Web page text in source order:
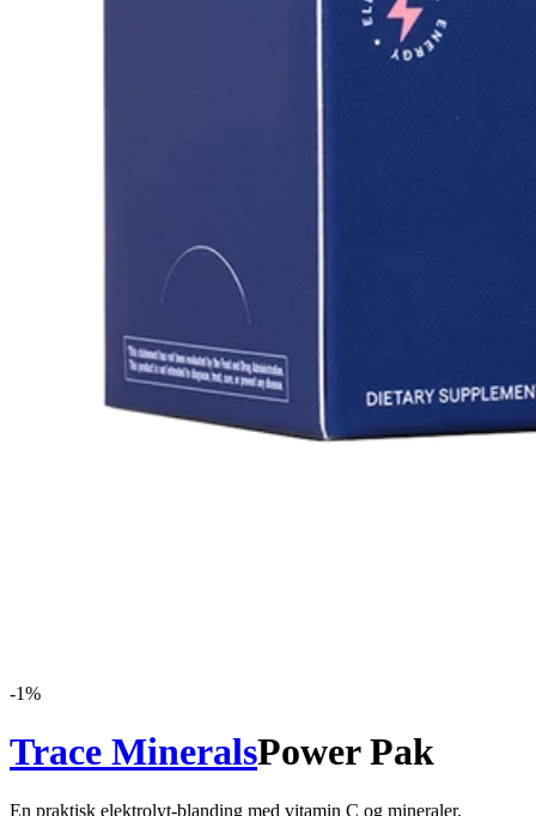
-1%
Trace MineralsPower Pak
En praktisk elektrolyt-blanding med vitamin C og mineraler.